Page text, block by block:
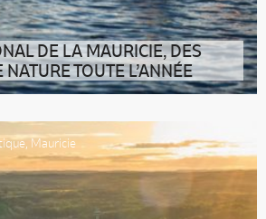
DE LA MAURICIE, DES
TOUTE L’ANNÉE
verts de Lanaudière-Mauricie.
50 ans, le p
,Mauricie